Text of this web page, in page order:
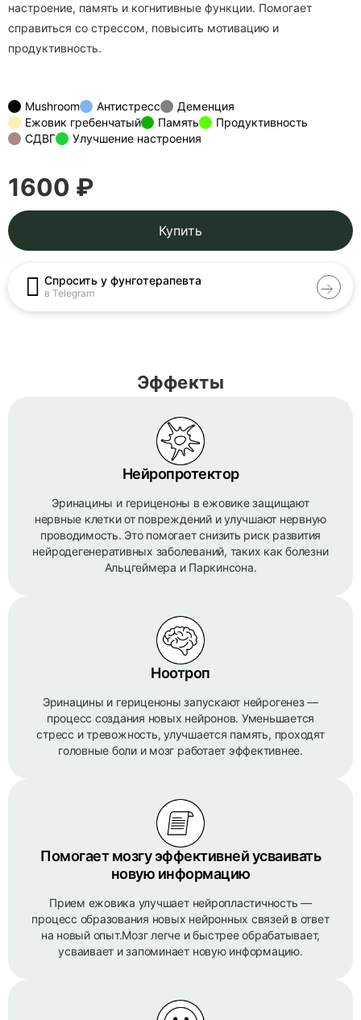
настроение, память и когнитивные функции. Помогает
справиться со стрессом, повысить мотивацию и
продуктивность.
Mushroom Антистресс
Деменция
Ежовик гребенчатый
Память
Продуктивность
СДВГ
Улучшение настроения
1600 ₽
Купить
Спросить у фунготерапевта
в Telegram
Эффекты
Нейропротектор
Эринацины и гериценоны в ежовике защищают
нервные клетки от повреждений и улучшают нервную
проводимость. Это помогает снизить риск развития
нейродегенеративных заболеваний, таких как болезни
Альцгеймера и Паркинсона.
Ноотроп
Эринацины и гериценоны запускают нейрогенез —
процесс создания новых нейронов. Уменьшается
стресс и тревожность, улучшается память, проходят
головные боли и мозг работает эффективнее.
Помогает мозгу эффективней усваивать
новую информацию
Прием ежовика улучшает нейропластичность —
процесс образования новых нейронных связей в ответ
на новый опыт.Мозг легче и быстрее обрабатывает,
усваивает и запоминает новую информацию.